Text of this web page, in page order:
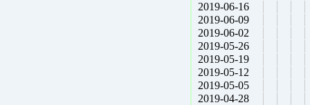
2019-06-16
2019-06-09
2019-06-02
2019-05-26
2019-05-19
2019-05-12
2019-05-05
2019-04-28